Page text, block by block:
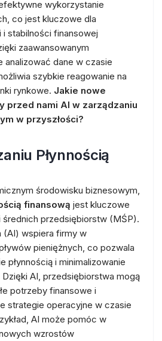
wykorzystanie
co jest kluczowe dla
i stabilności finansowej
zaawansowanym
analizować dane w czasie
szybkie reagowanie na
rynkowe. Jakie nowe
przed nami AI w zarządzaniu
w przyszłości?
Płynnością
środowisku biznesowym,
finansową jest kluczowe
średnich przedsiębiorstw (MŚP).
(AI) wspiera firmy w
pieniężnych, co pozwala
płynnością i minimalizowanie
AI, przedsiębiorstwa mogą
potrzeby finansowe i
strategie operacyjne w czasie
AI może pomóc w
wzrostów